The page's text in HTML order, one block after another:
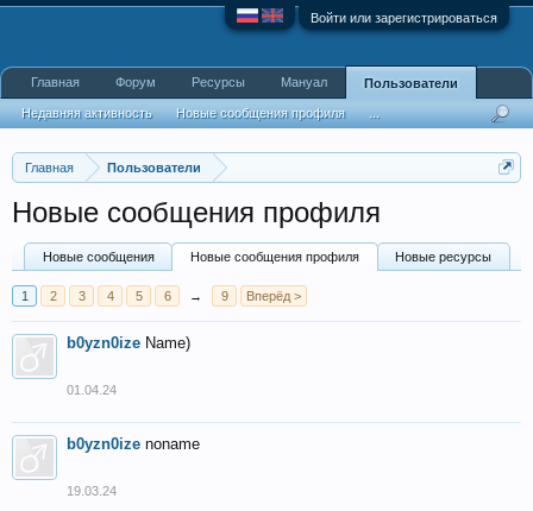
Войти или зарегистрироваться
Главная Пользователи
Новые сообщения профиля
Новые сообщения Новые сообщения профиля Новые ресурсы
1 2 3 4 5 6 → 9 Вперёд >
b0yzn0ize Name)
01.04.24
b0yzn0ize noname
19.03.24
Главная Форум Ресурсы Мануал Пользователи
Недавняя активность Новые сообщения профиля